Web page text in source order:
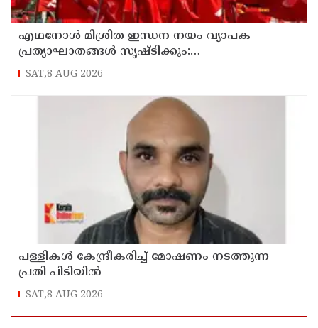
എഥനോള്‍ മിശ്രിത ഇന്ധന നയം വ്യാപക
പ്രത്യാഘാതങ്ങള്‍ സൃഷ്ടിക്കും:
പിന്‍വലിച്ചില്ലെങ്കില്‍ ജനകീയ പ്രതിഷേധമെന്ന്
SAT,8 AUG 2026
പള്ളികള്‍ കേന്ദ്രീകരിച്ച് മോഷണം നടത്തുന്ന
പ്രതി പിടിയില്‍
SAT,8 AUG 2026